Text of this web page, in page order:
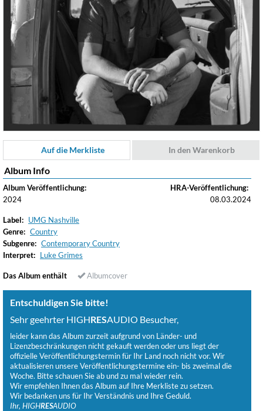
Auf die Merkliste In den Warenkorb
Album Info
Album Veröffentlichung:
2024
HRA-Veröffentlichung:
08.03.2024
Label: UMG Nashville
Genre: Country
Subgenre: Contemporary Country
Interpret: Luke Grimes
Das Album enthält Albumcover
Entschuldigen Sie bitte!
Sehr geehrter HIGHRESAUDIO Besucher,
leider kann das Album zurzeit aufgrund von Länder- und
Lizenzbeschränkungen nicht gekauft werden oder uns liegt der
offizielle Veröffentlichungstermin für Ihr Land noch nicht vor. Wir
aktualisieren unsere Veröffentlichungstermine ein- bis zweimal die
Woche. Bitte schauen Sie ab und zu mal wieder rein.
Wir empfehlen Ihnen das Album auf Ihre Merkliste zu setzen.
Wir bedanken uns für Ihr Verständnis und Ihre Geduld.
Ihr, HIGHRESAUDIO